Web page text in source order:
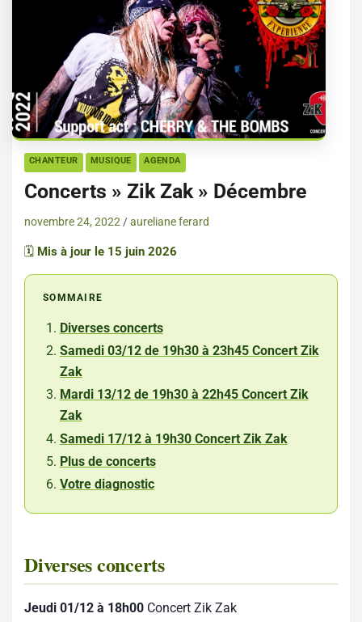
CHANTEUR MUSIQUE AGENDA
Concerts » Zik Zak » Décembre
novembre 24, 2022 aureliane ferard
🗓️ Mis à jour le 15 juin 2026
SOMMAIRE
Diverses concerts
Samedi 03/12 de 19h30 à 23h45 Concert Zik
Zak
Mardi 13/12 de 19h30 à 22h45 Concert Zik
Zak
Samedi 17/12 à 19h30 Concert Zik Zak
Plus de concerts
Votre diagnostic
Diverses concerts
Jeudi 01/12 à 18h00 Concert Zik Zak